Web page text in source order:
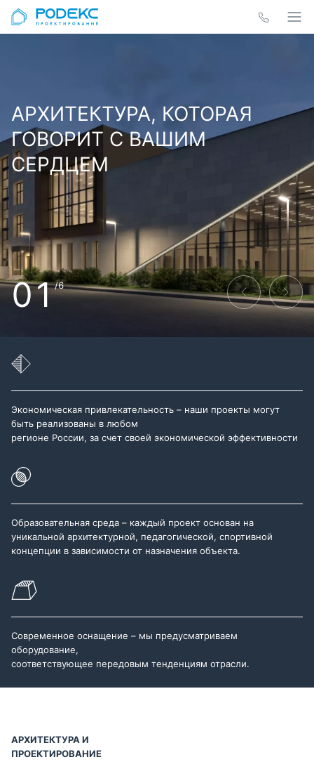
АРХИТЕКТУРА, КОТОРАЯ
ГОВОРИТ С ВАШИМ
СЕРДЦЕМ
01/6
Экономическая привлекательность – наши проекты могут
быть реализованы в любом
регионе России, за счет своей экономической эффективности
Образовательная среда – каждый проект основан на
уникальной архитектурной, педагогической, спортивной
концепции в зависимости от назначения объекта.
Современное оснащение – мы предусматриваем
оборудование,
соответствующее передовым тенденциям отрасли.
АРХИТЕКТУРА И
ПРОЕКТИРОВАНИЕ